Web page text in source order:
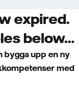
expired.
below...
bygga upp en ny
med